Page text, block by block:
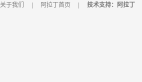
关于我们 阿拉丁首页 技术支持：阿拉丁